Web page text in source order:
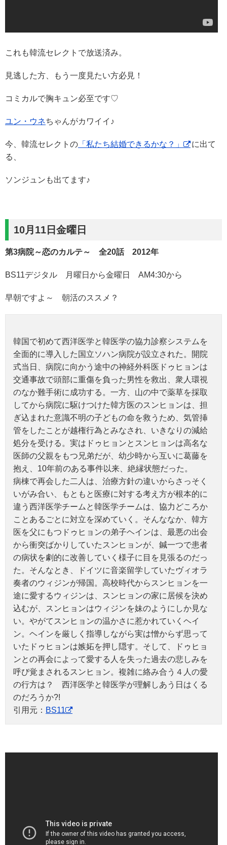
これも韓流セレクトで放送済み。
見逃した方、もう一度見たい方必見！
コミカルで胸キュン必至です♡
ユン・ウネちゃんがカワイイ♪
今、韓流セレクトの 「私たち結婚できるかな？」
に出て
る、
ソンジュンも出てます♪
10月11日金曜日
第3病院～恋のカルテ～ 全20話 2012年
BS11デジタル 月曜日から金曜日 AM4:30から
早朝ですよ～ 朝活のススメ？
韓国で初めて西洋医学と韓医学の協力診察システムを
全面的に導入した国立ソハン病院が設立された。開院
式当日、病院に向かう途中の神経外科医ドゥヒョンは
交通事故で頭部に重傷を負った男性を救出、衆人環視
のなか難手術に成功する。一方、山の中で薬草を採取
してから病院に駆けつけた韓方医のスンヒョンは、担
ぎ込まれた意識不明の子どもの命を救うため、気管挿
管をしたことが越権行為とみなされ、いきなりの減給
処分を受ける。実はドゥヒョンとスンヒョンは高名な
医師の父親をもつ兄弟だが、幼少時から互いに葛藤を
抱え、10年前のある事件以来、絶縁状態だった。
病棟で再会した二人は、治療方針の違いからさっそく
いがみ合い、もともと医療に対する考え方が根本的に
違う西洋医学チームと韓医学チームは、協力どころか
ことあるごとに対立を深めていく。そんななか、韓方
医を父にもつドゥヒョンの弟子ヘインは、最悪の出会
から衝突ばかりしていたスンヒョンが、鍼一つで患者
の病状を劇的に改善していく様子に目を見張るのだっ
た。そんなとき、ドイツに音楽留学していたヴィオラ
奏者のウィジンが帰国。高校時代からスンヒョンを一
途に愛するウィジンは、スンヒョンの家に居候を決め
込むが、スンヒョンはウィジンを妹のようにしか見な
い。やがてスンヒョンの温かさに惹かれていくヘイ
ン。ヘインを厳しく指導しながら実は憎からず思って
いたドゥヒョンは嫉妬を押し隠す。そして、ドゥヒョ
ンとの再会によって愛する人を失った過去の悲しみを
呼び覚まされるスンヒョン。複雑に絡み合う４人の愛
の行方は？ 西洋医学と韓医学が理解しあう日はくる
のだろうか?!
引用元： BS11